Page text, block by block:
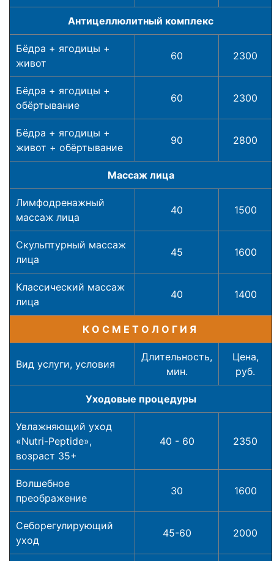
Антицеллюлитный комплекс
Бёдра + ягодицы +
живот
60 2300
Бёдра + ягодицы +
обёртывание
60 2300
Бёдра + ягодицы +
живот + обёртывание
90 2800
Массаж лица
Лимфодренажный
массаж лица
40 1500
Скульптурный массаж
лица
45 1600
Классический массаж
лица
40 1400
К О С М Е Т О Л О Г И Я
Вид услуги, условия
Длительность,
мин.
Цена,
руб.
Уходовые процедуры
Увлажняющий уход
«Nutri-Peptide»,
возраст 35+
40 - 60 2350
Волшебное
преображение
30 1600
Себорегулирующий
уход
45-60 2000